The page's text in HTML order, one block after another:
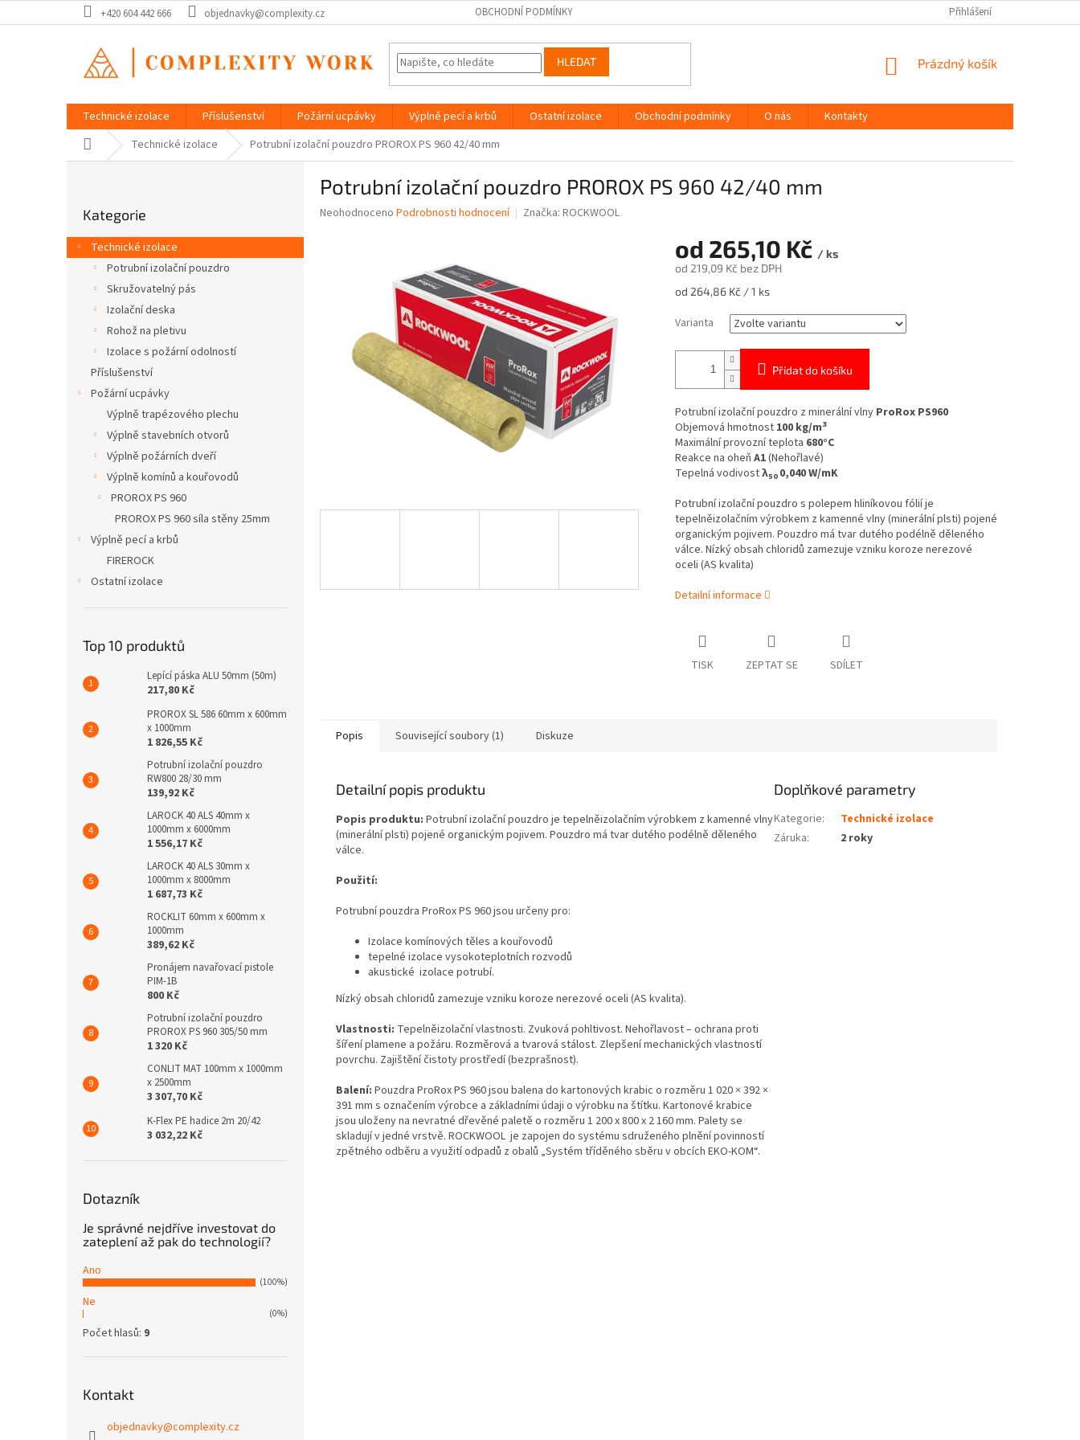
na
+420 604 442 666 objednavky@complexity.cz OBCHODNÍ PODMÍNKY Přihlášení
HLEDAT
NÁKUPNÍ
Prázdný košík
Technické izolace Příslušenství Požární ucpávky Výplně pecí a krbů Ostatní izolace Obchodní podmínky O nás
Kontakty
Domů Technické izolace Potrubní izolační pouzdro PROROX PS 960 42/40 mm
r
a
kategorie
Kategorie
Technické izolace
Potrubní izolační pouzdro
Skružovatelný pás
Izolační deska
Rohož na pletivu
Izolace s požární odolností
Příslušenství
Požární ucpávky
Výplně trapézového plechu
Výplně stavebních otvorů
Výplně požárních dveří
Výplně komínů a kouřovodů
PROROX PS 960
PROROX PS 960 síla stěny 25mm
Výplně pecí a krbů
FIREROCK
Ostatní izolace
Top 10 produktů
Lepící páska ALU 50mm (50m)
217,80 Kč
PROROX SL 586 60mm x 600mm
x 1000mm
1 826,55 Kč
Potrubní izolační pouzdro
RW800 28/30 mm
139,92 Kč
LAROCK 40 ALS 40mm x
1000mm x 6000mm
1 556,17 Kč
LAROCK 40 ALS 30mm x
1000mm x 8000mm
1 687,73 Kč
ROCKLIT 60mm x 600mm x
1000mm
389,62 Kč
Pronájem navařovací pistole
PIM-1B
800 Kč
Potrubní izolační pouzdro
PROROX PS 960 305/50 mm
1 320 Kč
CONLIT MAT 100mm x 1000mm
x 2500mm
3 307,70 Kč
K-Flex PE hadice 2m 20/42
3 032,22 Kč
Dotazník
Je správné nejdříve investovat do
zateplení až pak do technologií?
Ano
(100%)
Ne
(0%)
Počet hlasů: 9
Kontakt
objednavky@complexity.cz
Potrubní izolační pouzdro PROROX PS 960 42/40 mm
Průměrné
Neohodnoceno Podrobnosti hodnocení Značka: ROCKWOOL
od 265,10 Kč / ks
od 219,09 Kčbez DPH
Měrná
od 264,86 Kč / 1 ks
Varianta
Přidat do košíku
Potrubní izolační pouzdro z minerální vlny ProRox PS960
Objemová hmotnost 100 kg/m3
Maximální provozní teplota 680°C
Reakce na oheň A1(Nehořlavé)
Tepelná vodivostλ50 0,040 W/mK
Potrubní izolační pouzdro s polepem hliníkovou fólií je
tepelněizolačním výrobkem z kamenné vlny (minerální plsti) pojené
organickým pojivem. Pouzdro má tvar dutého podélně děleného
válce. Nízký obsah chloridů zamezuje vzniku koroze nerezové
oceli (AS kvalita)
Detailní informace
TISK ZEPTAT SE SDÍLET
Popis Související soubory (1) Diskuze
Detailní popis produktu
Popis produktu: Potrubní izolační pouzdro je tepelněizolačním výrobkem z kamenné vlny
(minerální plsti) pojené organickým pojivem. Pouzdro má tvar dutého podélně děleného
válce.
Použití:
Potrubní pouzdra ProRox PS 960 jsou určeny pro:
Izolace komínových těles a kouřovodů
tepelné izolace vysokoteplotních rozvodů
akustické izolace potrubí.
Nízký obsah chloridů zamezuje vzniku koroze nerezové oceli (AS kvalita).
Vlastnosti: Tepelněizolační vlastnosti. Zvuková pohltivost. Nehořlavost – ochrana proti
šíření plamene a požáru. Rozměrová a tvarová stálost. Zlepšení mechanických vlastností
povrchu. Zajištění čistoty prostředí (bezprašnost).
Balení: Pouzdra ProRox PS 960 jsou balena do kartonových krabic o rozměru 1 020 × 392 ×
391 mm s označením výrobce a základními údaji o výrobku na štítku. Kartonové krabice
jsou uloženy na nevratné dřevěné paletě o rozměru 1 200 x 800 x 2 160 mm. Palety se
skladují v jedné vrstvě. ROCKWOOL je zapojen do systému sdruženého plnění povinností
zpětného odběru a využití odpadů z obalů „Systém tříděného sběru v obcích EKO-KOM“.
Doplňkové parametry
Kategorie:
Technické izolace
Záruka: 2 roky